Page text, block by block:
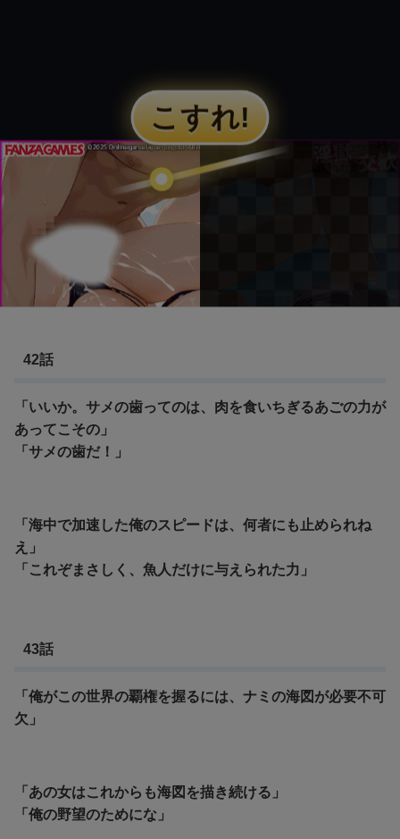
42話
「いいか。サメの歯ってのは、肉を食いちぎるあごの力が
あってこその」
「サメの歯だ！」
「海中で加速した俺のスピードは、何者にも止められね
え」
「これぞまさしく、魚人だけに与えられた力」
43話
「俺がこの世界の覇権を握るには、ナミの海図が必要不可
欠」
「あの女はこれからも海図を描き続ける」
「俺の野望のためにな」